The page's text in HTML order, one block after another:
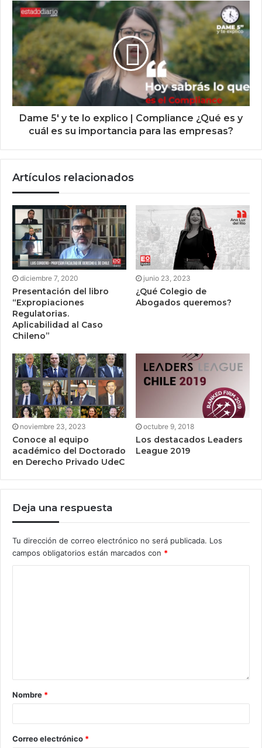
Dame 5' y te lo explico | Compliance ¿Qué es y
cuál es su importancia para las empresas?
Artículos relacionados
diciembre 7, 2020
Presentación del libro
“Expropiaciones
Regulatorias.
Aplicabilidad al Caso
Chileno”
junio 23, 2023
¿Qué Colegio de
Abogados queremos?
noviembre 23, 2023
Conoce al equipo
académico del Doctorado
en Derecho Privado UdeC
octubre 9, 2018
Los destacados Leaders
League 2019
Deja una respuesta
Tu dirección de correo electrónico no será publicada. Los
campos obligatorios están marcados con *
Nombre *
Correo electrónico *